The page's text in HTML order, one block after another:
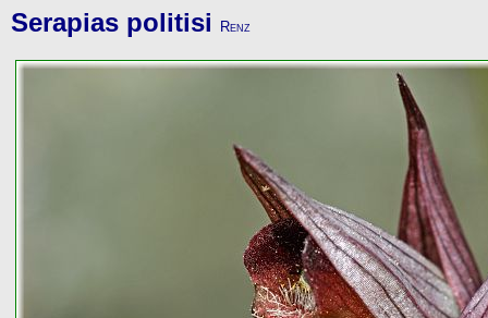
Serapias politisi Renz